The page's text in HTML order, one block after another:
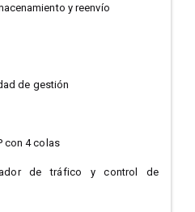
y reenvío
de gestión
con 4 colas
de tráfico y control de